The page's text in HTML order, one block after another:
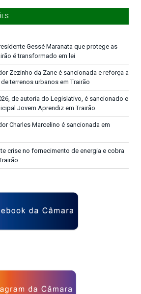
Gessé Maranata que protege as
é transformado em lei
Zezinho da Zane é sancionada e reforça a
terrenos urbanos em Trairão
de autoria do Legislativo, é sancionado e
Jovem Aprendiz em Trairão
Charles Marcelino é sancionada em
crise no fornecimento de energia e cobra